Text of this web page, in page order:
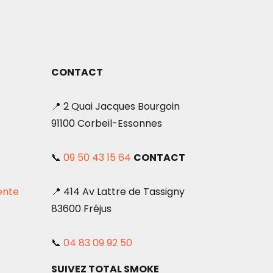
CONTACT
📍 2 Quai Jacques Bourgoin
91100 Corbeil-Essonnes
📞 09 50 43 15 64 CONTACT
📍 414 Av Lattre de Tassigny
83600 Fréjus
📞 04 83 09 92 50
SUIVEZ TOTAL SMOKE